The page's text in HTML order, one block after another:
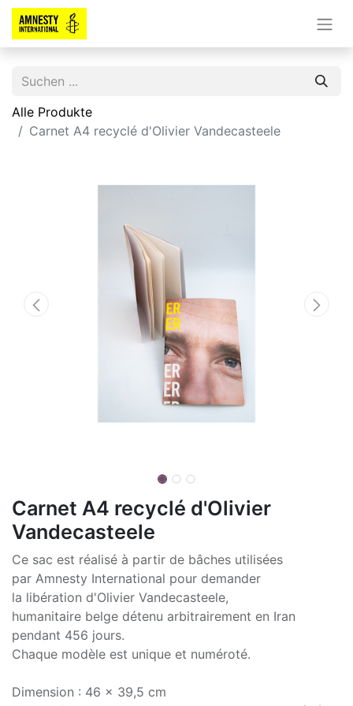
Alle Produkte
Carnet A4 recyclé d'Olivier Vandecasteele
Carnet A4 recyclé d'Olivier
Vandecasteele
Ce sac est réalisé à partir de bâches utilisées
par Amnesty International pour demander
la libération d'Olivier Vandecasteele,
humanitaire belge détenu arbitrairement en Iran
pendant 456 jours.
Chaque modèle est unique et numéroté.
Dimension : 46 x 39,5 cm